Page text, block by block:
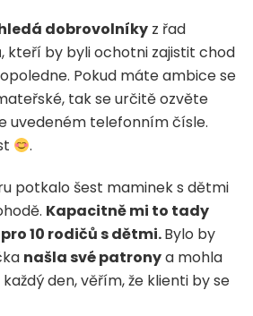
dobrovolníky z řad
kteří by byli ochotni zajistit chod
Pokud máte ambice se
tak se určitě ozvěte
uvedeném telefonním čísle.
.
potkalo šest maminek s dětmi
Kapacitně mi to tady
10 rodičů s dětmi.Bylo by
našla své patronya mohla
den, věřím, že klienti by se